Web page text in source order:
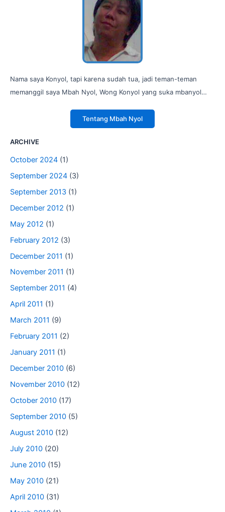
Nama saya Konyol, tapi karena sudah tua, jadi teman-teman
memanggil saya Mbah Nyol, Wong Konyol yang suka mbanyol…
Tentang Mbah Nyol
ARCHIVE
October 2024 (1)
September 2024 (3)
September 2013 (1)
December 2012 (1)
May 2012 (1)
February 2012 (3)
December 2011 (1)
November 2011 (1)
September 2011 (4)
April 2011 (1)
March 2011 (9)
February 2011 (2)
January 2011 (1)
December 2010 (6)
November 2010 (12)
October 2010 (17)
September 2010 (5)
August 2010 (12)
July 2010 (20)
June 2010 (15)
May 2010 (21)
April 2010 (31)